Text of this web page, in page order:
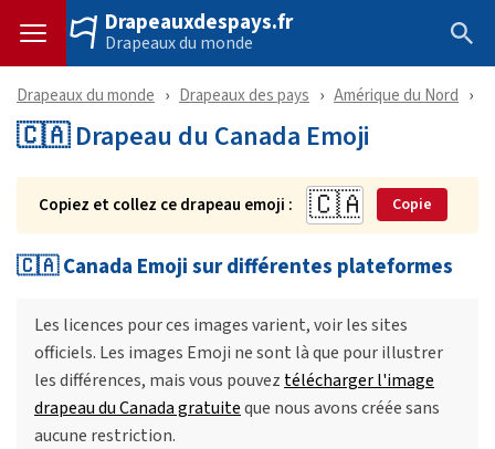
Drapeauxdespays.fr
Drapeaux du monde
Drapeaux du monde Drapeaux des pays Amérique du Nord
🇨🇦 Drapeau du Canada Emoji
Copiez et collez ce drapeau emoji : Copie
🇨🇦 Canada Emoji sur différentes plateformes
Les licences pour ces images varient, voir les sites
officiels. Les images Emoji ne sont là que pour illustrer
les différences, mais vous pouvez télécharger l'image
drapeau du Canada gratuiteque nous avons créée sans
aucune restriction.